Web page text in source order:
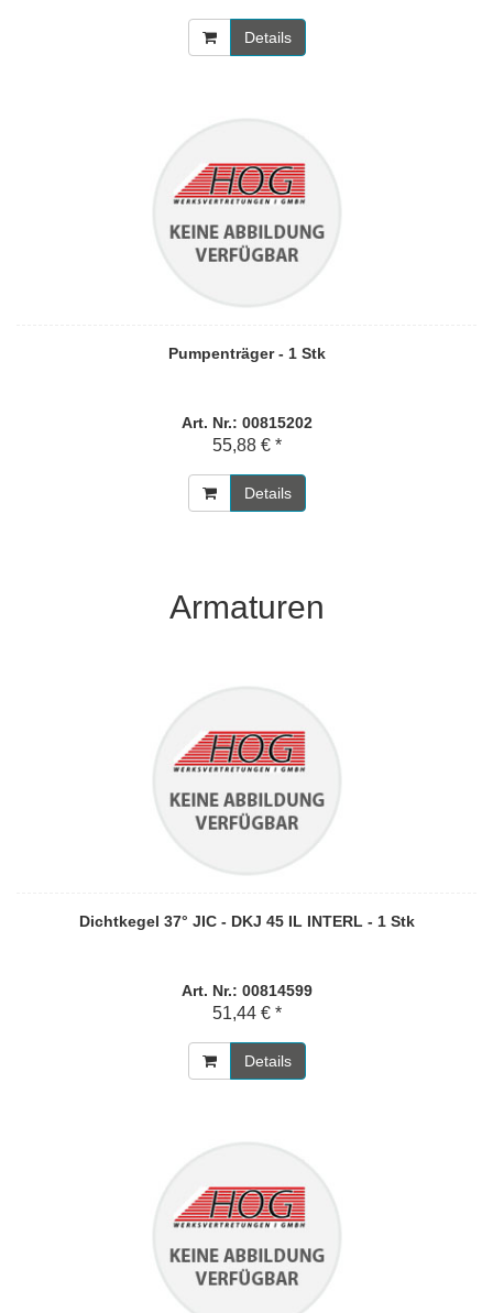
Details
Pumpenträger - 1 Stk
Art. Nr.: 00815202
55,88 € *
Details
Armaturen
Dichtkegel 37° JIC - DKJ 45 IL INTERL - 1 Stk
Art. Nr.: 00814599
51,44 € *
Details